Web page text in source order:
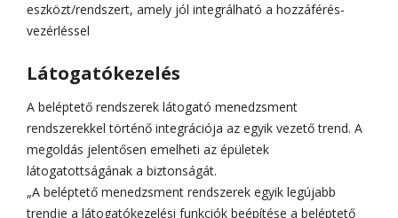
eszközt/rendszert, amely jól integrálható a hozzáférés-
vezérléssel
Látogatókezelés
A beléptető rendszerek látogató menedzsment
rendszerekkel történő integrációja az egyik vezető trend. A
megoldás jelentősen emelheti az épületek
látogatottságának a biztonságát.
„A beléptető menedzsment rendszerek egyik legújabb
trendje a látogatókezelési funkciók beépítése a beléptető